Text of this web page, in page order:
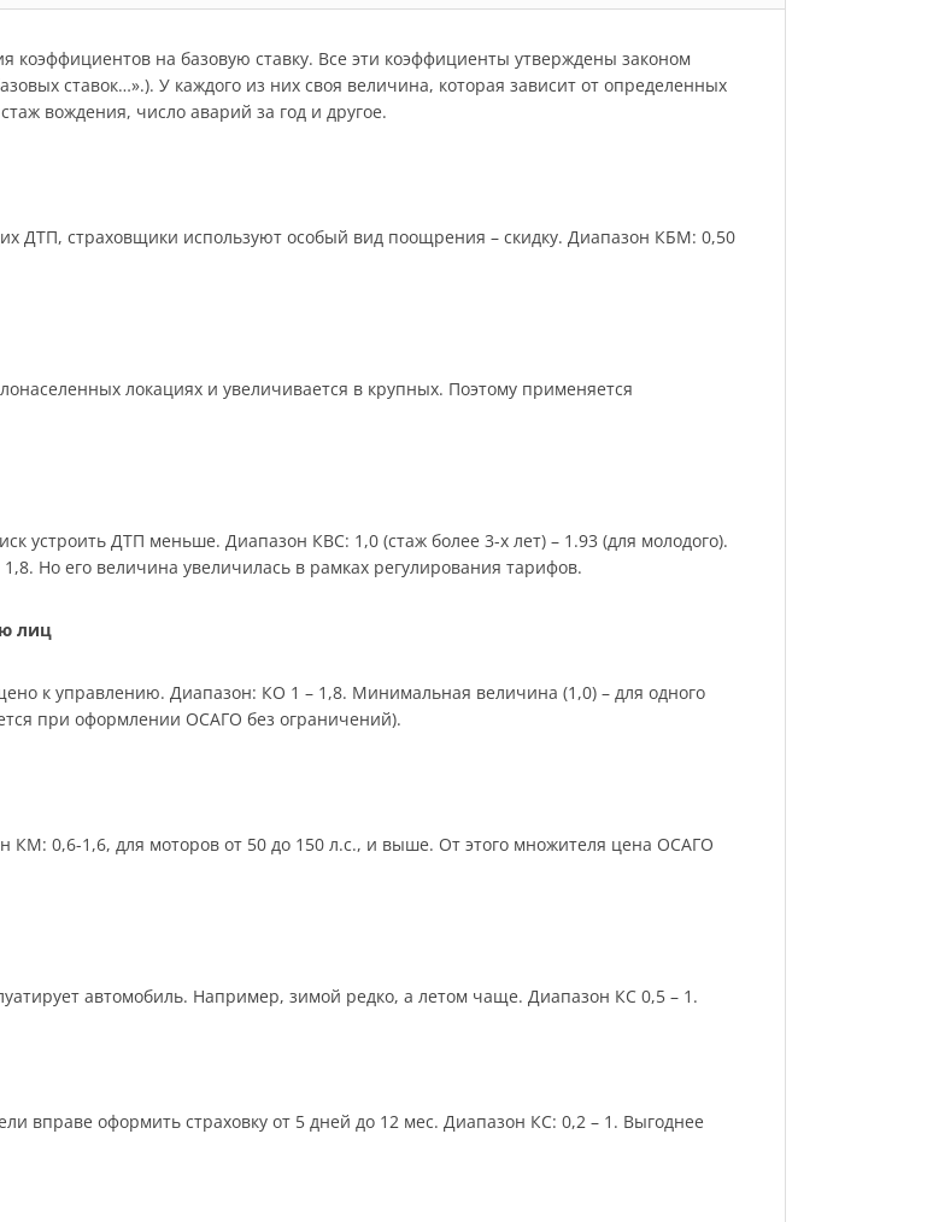
коэффициентов на базовую ставку. Все эти коэффициенты утверждены законом
ставок…».). У каждого из них своя величина, которая зависит от определенных
вождения, число аварий за год и другое.
ДТП, страховщики используют особый вид поощрения – скидку. Диапазон КБМ: 0,50
локациях и увеличивается в крупных. Поэтому применяется
устроить ДТП меньше. Диапазон КВС: 1,0 (стаж более 3-х лет) – 1.93 (для молодого).
Но его величина увеличилась в рамках регулирования тарифов.
лиц
к управлению. Диапазон: КО 1 – 1,8. Минимальная величина (1,0) – для одного
при оформлении ОСАГО без ограничений).
КМ: 0,6-1,6, для моторов от 50 до 150 л.с., и выше. От этого множителя цена ОСАГО
автомобиль. Например, зимой редко, а летом чаще. Диапазон КС 0,5 – 1.
вправе оформить страховку от 5 дней до 12 мес. Диапазон КС: 0,2 – 1. Выгоднее